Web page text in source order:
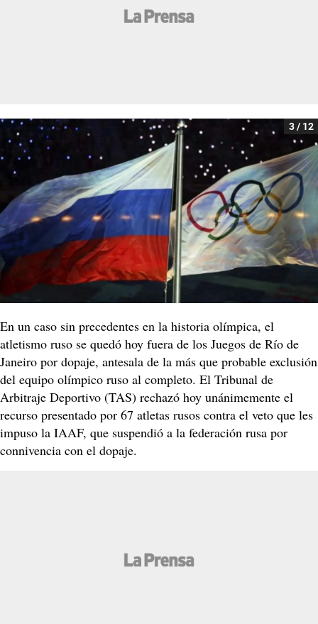
3 / 12
En un caso sin precedentes en la historia olímpica, el
atletismo ruso se quedó hoy fuera de los Juegos de Río de
Janeiro por dopaje, antesala de la más que probable exclusión
del equipo olímpico ruso al completo. El Tribunal de
Arbitraje Deportivo (TAS) rechazó hoy unánimemente el
recurso presentado por 67 atletas rusos contra el veto que les
impuso la IAAF, que suspendió a la federación rusa por
connivencia con el dopaje.